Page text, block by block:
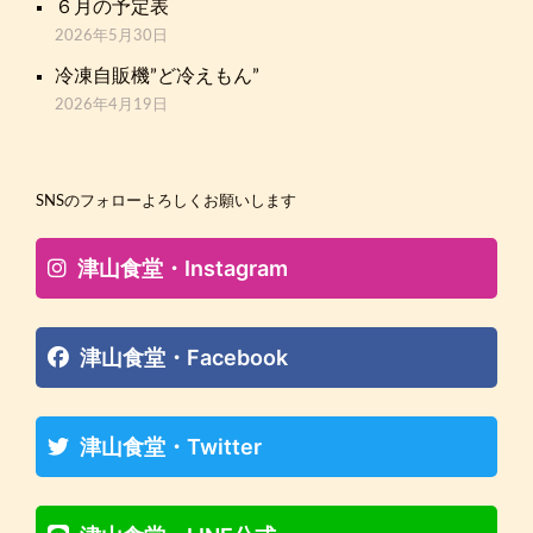
６月の予定表
2026年5月30日
冷凍自販機”ど冷えもん”
2026年4月19日
SNSのフォローよろしくお願いします
津山食堂・Instagram
津山食堂・Facebook
津山食堂・Twitter